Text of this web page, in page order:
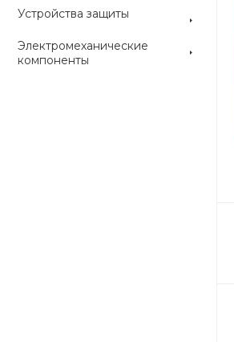
Устройства защиты
Электромеханические
компоненты